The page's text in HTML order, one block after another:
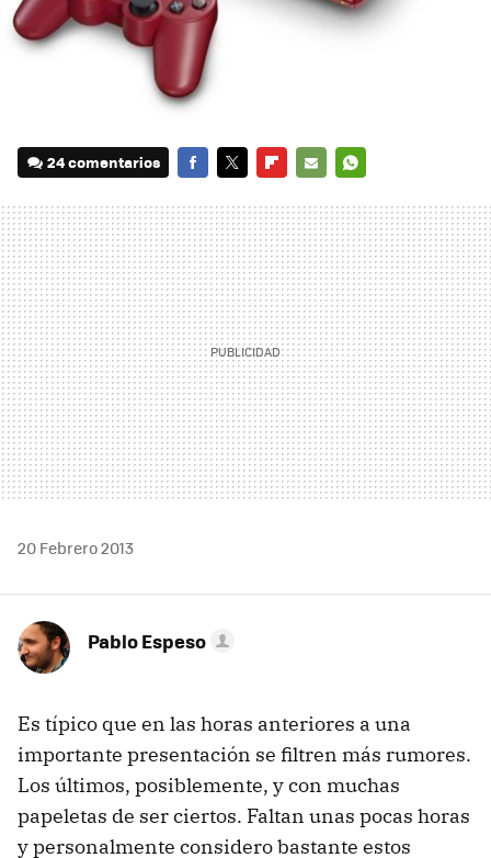
24 comentarios
MAIL
20 Febrero 2013
Pablo Espeso
Es típico que en las horas anteriores a una
importante presentación se filtren más rumores.
Los últimos, posiblemente, y con muchas
papeletas de ser ciertos. Faltan unas pocas horas
y personalmente considero bastante estos